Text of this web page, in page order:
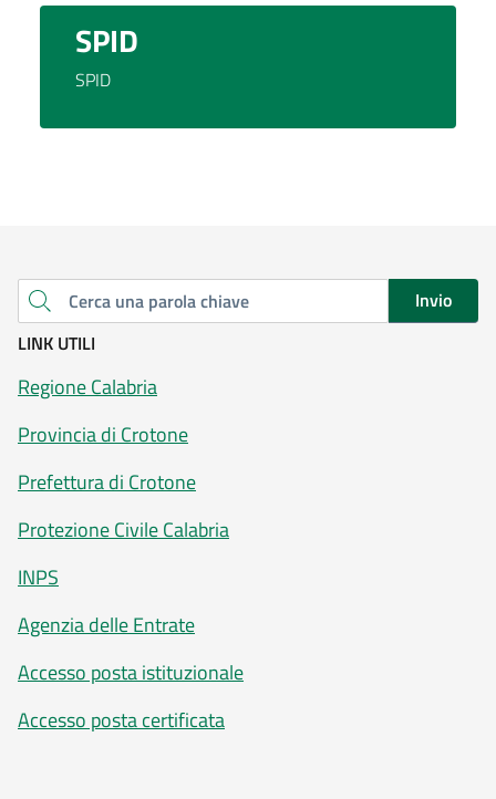
SPID
SPID
Cerca una parola chiave
Invio
LINK UTILI
Regione Calabria
Provincia di Crotone
Prefettura di Crotone
Protezione Civile Calabria
INPS
Agenzia delle Entrate
Accesso posta istituzionale
Accesso posta certificata